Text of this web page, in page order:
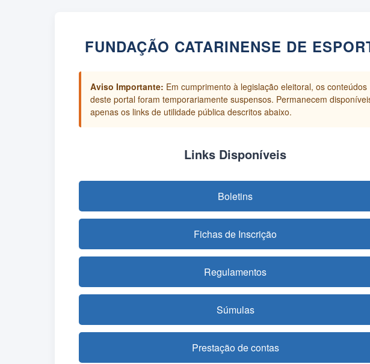
FUNDAÇÃO CATARINENSE DE
Aviso Importante: Em cumprimento à legislação eleitoral, os conteúdos
deste portal foram temporariamente suspensos. Permanecem
apenas os links de utilidade pública descritos abaixo.
Links Disponíveis
Boletins
Fichas de Inscrição
Regulamentos
Súmulas
Prestação de contas